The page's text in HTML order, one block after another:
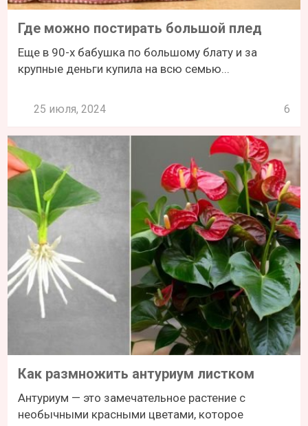
Где можно постирать большой плед
Еще в 90-х бабушка по большому блату и за
крупные деньги купила на всю семью...
25 июля, 2024 6
Как размножить антуриум листком
Антуриум — это замечательное растение с
необычными красными цветами, которое